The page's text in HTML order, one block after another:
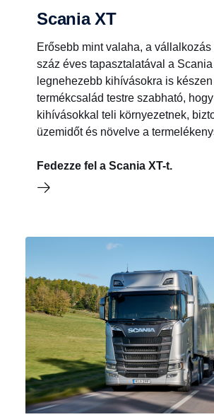
Scania XT
Erősebb mint valaha, a vállalkozás
száz éves tapasztalatával a
legnehezebb kihívásokra is
termékcsalád testre szabható,
kihívásokkal teli környezetnek,
üzemidőt és növelve a
Fedezze fel a Scania XT-t.